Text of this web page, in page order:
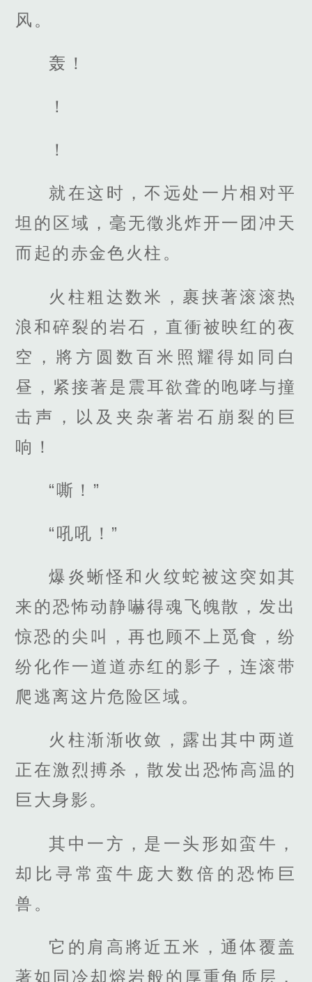
风。
轰！
！
！
就在这时，不远处一片相对平
坦的区域，毫无徵兆炸开一团冲天
而起的赤金色火柱。
火柱粗达数米，裹挟著滚滚热
浪和碎裂的岩石，直衝被映红的夜
空，將方圆数百米照耀得如同白
昼，紧接著是震耳欲聋的咆哮与撞
击声，以及夹杂著岩石崩裂的巨
响！
“嘶！”
“吼吼！”
爆炎蜥怪和火纹蛇被这突如其
来的恐怖动静嚇得魂飞魄散，发出
惊恐的尖叫，再也顾不上觅食，纷
纷化作一道道赤红的影子，连滚带
爬逃离这片危险区域。
火柱渐渐收敛，露出其中两道
正在激烈搏杀，散发出恐怖高温的
巨大身影。
其中一方，是一头形如蛮牛，
却比寻常蛮牛庞大数倍的恐怖巨
兽。
它的肩高將近五米，通体覆盖
著如同冷却熔岩般的厚重角质层，